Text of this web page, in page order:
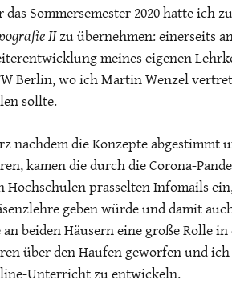
das Sommersemester 2020 hatte ich
IIzu übernehmen: einerseits
meines eigenen
Berlin, wo ich Martin Wenzel
sollte.
nachdem die Konzepte abgestimmt
kamen die durch die Corona-
Hochschulen prasselten Infomails
geben würde und damit
an beiden Häusern eine große Rolle
über den Haufen geworfen und
Unterricht zu entwickeln.